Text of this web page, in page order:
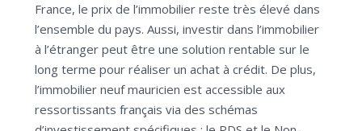
France, le prix de l’immobilier reste très élevé dans
l’ensemble du pays. Aussi, investir dans l’immobilier
à l’étranger peut être une solution rentable sur le
long terme pour réaliser un achat à crédit. De plus,
l’immobilier neuf mauricien est accessible aux
ressortissants français via des schémas